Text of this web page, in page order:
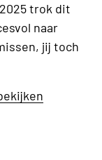
trok dit
naar
jij toch